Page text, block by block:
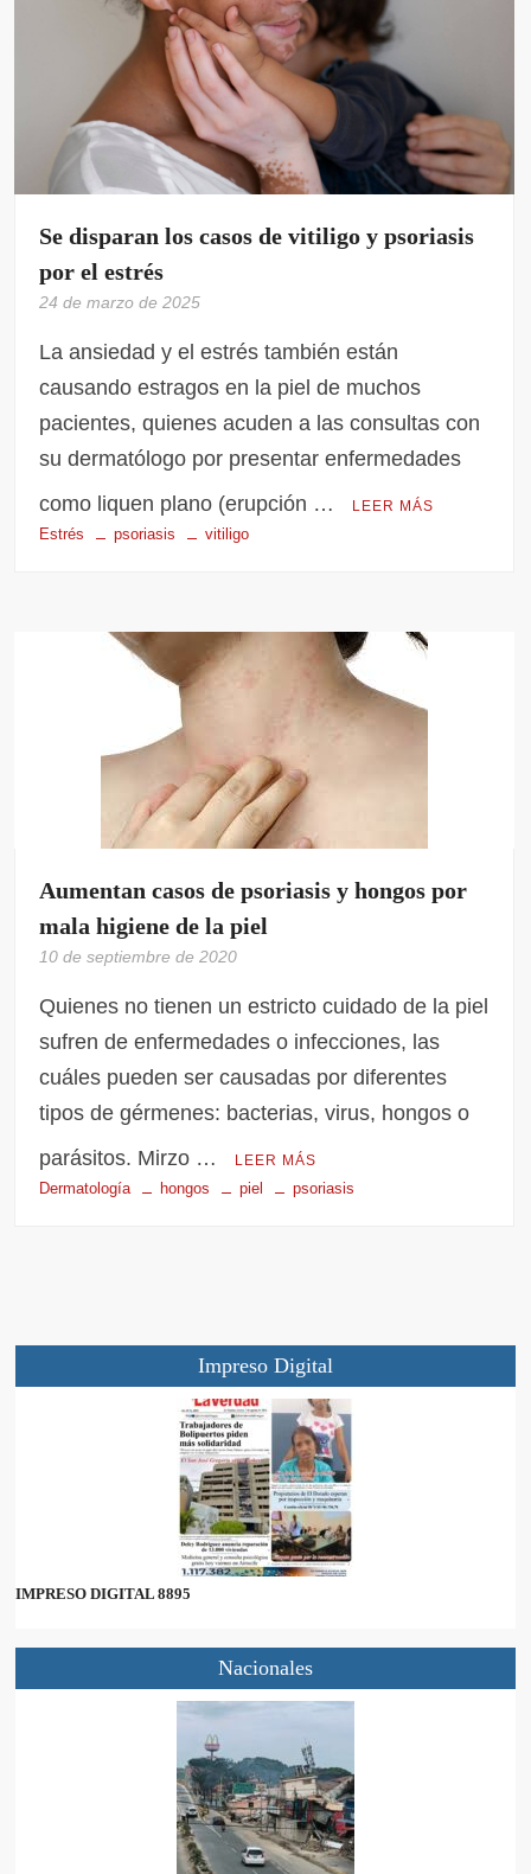
Se disparan los casos de vitiligo y psoriasis
por el estrés
24 de marzo de 2025
La ansiedad y el estrés también están
causando estragos en la piel de muchos
pacientes, quienes acuden a las consultas con
su dermatólogo por presentar enfermedades
como liquen plano (erupción …
LEER MÁS
Estrés psoriasis vitiligo
Aumentan casos de psoriasis y hongos por
mala higiene de la piel
10 de septiembre de 2020
Quienes no tienen un estricto cuidado de la piel
sufren de enfermedades o infecciones, las
cuáles pueden ser causadas por diferentes
tipos de gérmenes: bacterias, virus, hongos o
parásitos. Mirzo …
LEER MÁS
Dermatología hongos piel psoriasis
Impreso Digital
IMPRESO DIGITAL 8895
Nacionales